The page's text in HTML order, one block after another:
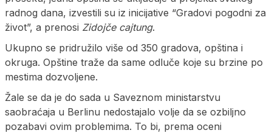
radnog dana, izvestili su iz inicijative “Gradovi pogodni za
život”, a prenosi Zidojče cajtung.
Ukupno se pridružilo više od 350 gradova, opština i
okruga. Opštine traže da same odluče koje su brzine po
mestima dozvoljene.
Žale se da je do sada u Saveznom ministarstvu
saobraćaja u Berlinu nedostajalo volje da se ozbiljno
pozabavi ovim problemima. To bi, prema oceni